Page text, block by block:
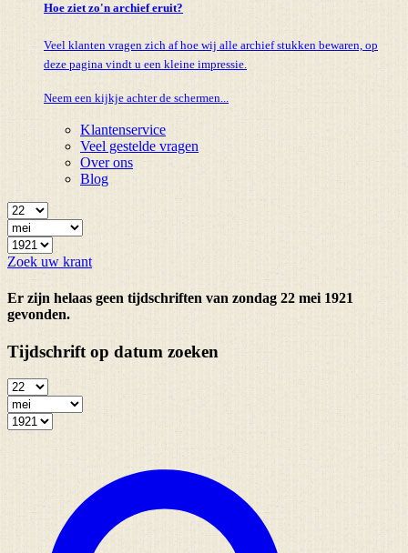
Hoe ziet zo'n archief eruit?
Veel klanten vragen zich af hoe wij alle archief stukken bewaren, op
deze pagina vindt u een kleine impressie.
Neem een kijkje achter de schermen...
Klantenservice
Veel gestelde vragen
Over ons
Blog
Zoek uw krant
Er zijn helaas geen tijdschriften van zondag 22 mei 1921
gevonden.
Tijdschrift op datum zoeken